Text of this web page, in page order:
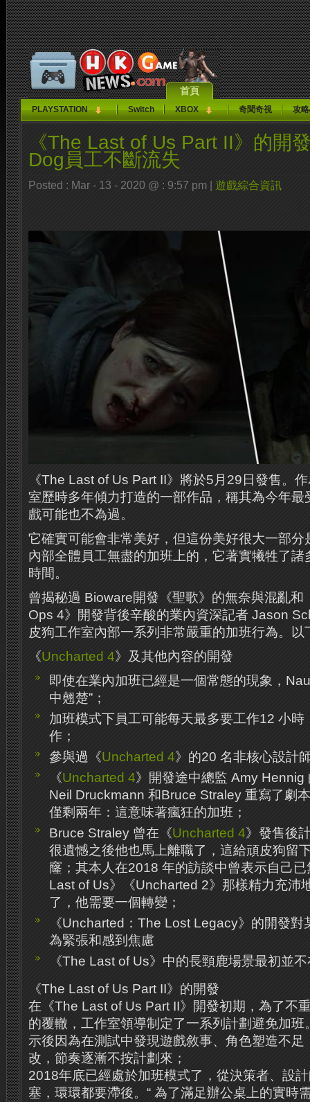
首頁
PLAYSTATION Switch XBOX 奇聞奇視 攻
《The Last of Us Part II》的開
Dog員工不斷流失
Posted : Mar - 13 - 2020 @ : 9:57 pm | 遊戲綜合資訊
《The Last of Us Part II》將於5月29日發售。
室歷時多年傾力打造的一部作品，稱其為今年最
戲可能也不為過。
它確實可能會非常美好，但這份美好很大一部
內部全體員工無盡的加班上的，它​​著實犧牲了
時間。
曾揭秘過 Bioware開發《聖歌》的無奈與混亂和
Ops 4》開發背後辛酸的業內資深記者 Jason
皮狗工作室內部一系列非常嚴重的加班行為。
《Uncharted 4》及其他內容的開發
即使在業內加班已經是一個常態的現象，
中翹楚”；
加班模式下員工可能每天最多要工作12 小時
作；
參與過《Uncharted 4》的20 名非核心設計
《Uncharted 4》開發途中總監 Amy Hennig
Neil Druckmann 和Bruce Straley 重寫了劇
僅剩兩年：這意味著瘋狂的加班；
Bruce Straley 曾在《Uncharted 4》發售後
很遺憾之後他也馬上離職了，這給頑皮狗留
窿；其本人在2018 年的訪談中曾表示自己
Last of Us》《Uncharted 2》那樣精力充沛
了，他需要一個轉變；
《Uncharted：The Lost Legacy》的開發
為緊張和感到焦慮
《The Last of Us》中的長頸鹿場景最初並
《The Last of Us Part II》的開發
在《The Last of Us Part II》開發初期，為了不
的覆轍，工作室領導制定了一系列計劃避免加
示後因為在測試中發現遊戲敘事、角色塑造不足
改，節奏逐漸不按計劃來；
2018年底已經處於加班模式了，從決策者、設
塞，環環都要滯後。“ 為了滿足辦公桌上的實時